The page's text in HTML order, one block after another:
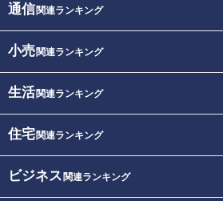
通信関連ランキング
小売関連ランキング
生活関連ランキング
住宅関連ランキング
ビジネス 関連ランキング